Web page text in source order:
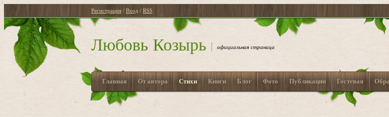
Регистрация / Вход / RSS
Любовь Козырь официальная страница
Главная От автора Стихи Книги Блог Фото Публикации Гостевая